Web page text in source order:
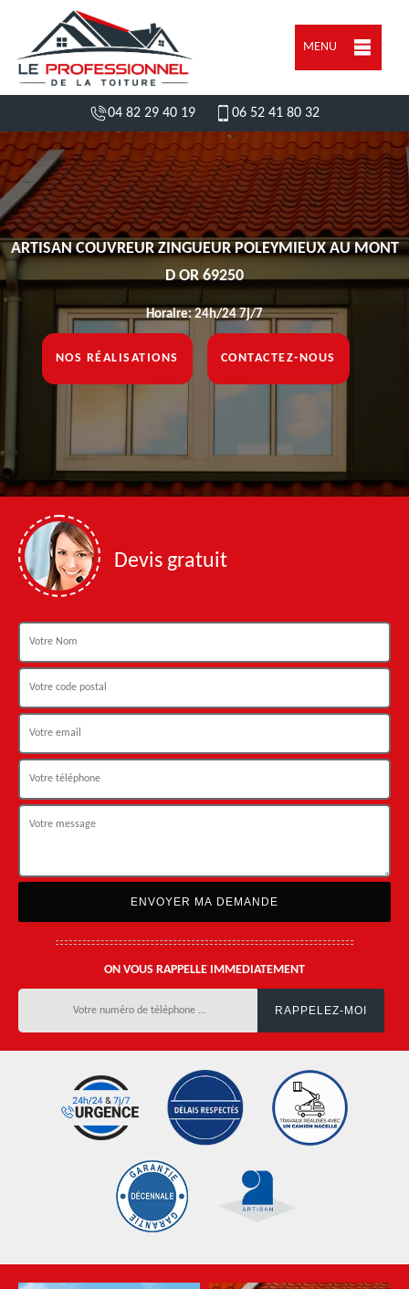
MENU
04 82 29 40 19 06 52 41 80 32
ARTISAN COUVREUR ZINGUEUR POLEYMIEUX AU MONT
D OR 69250
Horaire: 24h/24 7j/7
NOS RÉALISATIONS CONTACTEZ-NOUS
Devis gratuit
ON VOUS RAPPELLE IMMEDIATEMENT